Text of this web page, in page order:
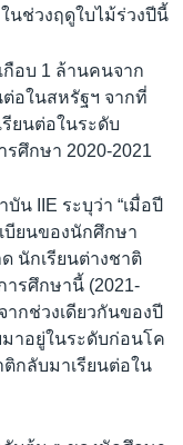
นช่วงฤดูใบไม้ร่วงปีนี้
อบ 1 ล้านคนจาก
ต่อในสหรัฐฯ จากที่
ยนต่อในระดับ
ศึกษา 2020-2021
น IIE ระบุว่า “เมื่อปี
บียนของนักศึกษา
นักเรียนต่างชาติ
ารศึกษานี้ (2021-
ากช่วงเดียวกันของปี
าอยู่ในระดับก่อนโค
กลับมาเรียนต่อใน